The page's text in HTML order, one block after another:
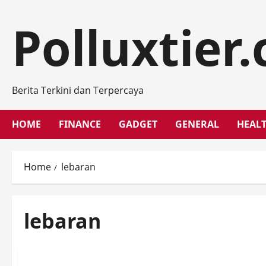
content
Berita Terkini dan Terpercaya
HOME FINANCE GADGET GENERAL
Home lebaran
lebaran